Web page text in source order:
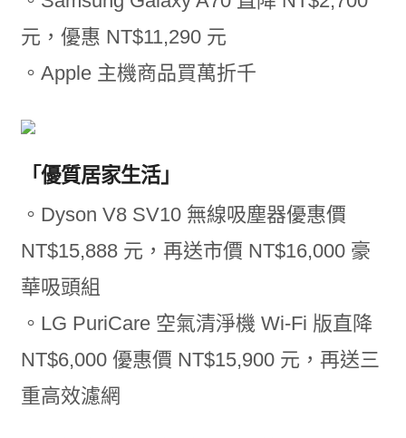
元，優惠 NT$11,290 元
。Apple 主機商品買萬折千
「優質居家生活」
。Dyson V8 SV10 無線吸塵器優惠價
NT$15,888 元，再送市價 NT$16,000 豪
華吸頭組
。LG PuriCare 空氣清淨機 Wi-Fi 版直降
NT$6,000 優惠價 NT$15,900 元，再送三
重高效濾網